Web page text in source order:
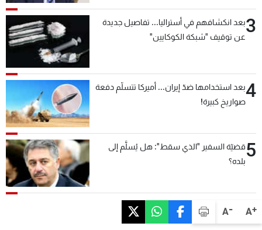
A+
A-
3بعد انكشافهم في أستراليا... تفاصيل جديدة
عن توقيف "شبكة الكوكايين"
4بعد استخدامها ضدّ إيران... أميركا تتسلّم دفعة
صواريخ كبيرة!
5قضيّة السفير "الذي سقط": هل يُسلَّم إلى
بلده؟